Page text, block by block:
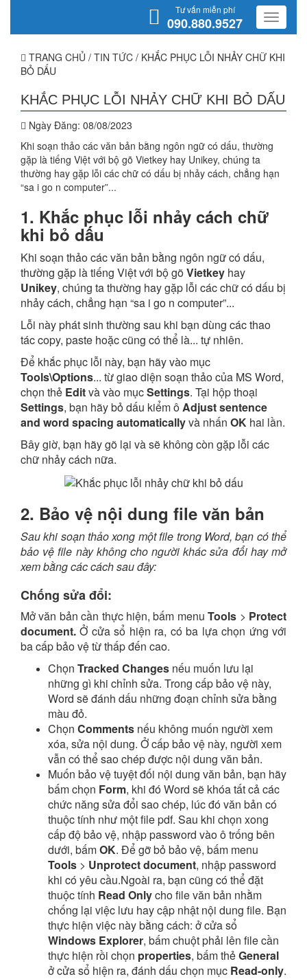
Tư vấn miễn phí
090.880.9527
TRANG CHỦ / TIN TỨC / KHẮC PHỤC LỖI NHẢY CHỮ KHI
BỎ DẤU
KHẮC PHỤC LỖI NHẢY CHỮ KHI BỎ DẤU
Ngày Đăng: 08/08/2023
Khi soạn thảo các văn bản bằng ngôn ngữ có dấu, thường
gặp là tiếng Việt với bộ gõ Vietkey hay Unikey, chúng ta
thường hay gặp lỗi các chữ có dấu bị nhảy cách, chẳng hạn
“sa i go n computer”...
1. Khắc phục lỗi nhảy cách chữ
khi bỏ dấu
Khi soạn thảo các văn bản bằng ngôn ngữ có dấu,
thường gặp là tiếng Việt với bộ gõVietkey hay
Unikey, chúng ta thường hay gặp lỗi các chữ có dấu bị
nhảy cách, chẳng hạn “sa i go n computer”...
Lỗi này phát sinh thường sau khi bạn dùng các thao
tác copy, paste hoặc cũng có thể là... tự nhiên.
Để khắc phục lỗi này, bạn hãy vào mục
Tools\Options... từ giao diện soạn thảo của MS Word,
chọn thẻ Editvà vào mụcSettings. Tại hộp thoại
Settings, bạn hãy bỏ dấu kiểm ôAdjust sentence
and word spacing automaticallyvà nhấn OK hai lần.
Bây giờ, bạn hãy gõ lại và sẽ không còn gặp lỗi các
chữ nhảy cách nữa.
2. Bảo vệ nội dung file văn bản
Sau khi soạn thảo xong một file trong Word, bạn có thể
bảo vệ file này không cho người khác sửa đổi hay mở
xem bằng các cách sau đây:
Chống sửa đổi:
Mở văn bản cần thực hiện, bấm menuTools > Protect
document. Ở cửa sổ hiện ra, có ba lựa chọn ứng với
ba cấp bảo vệ từ thấp đến cao.
Chọn Tracked Changes nếu muốn lưu lại
những gì khi chỉnh sửa. Trong cấp bảo vệ này,
Word sẽ đánh dấu những đoạn chỉnh sửa bằng
màu đỏ.
Chọn Comments nếu không muốn người xem
xóa, sửa nội dung. Ở cấp bảo vệ này, người xem
vẫn có thể sao chép được nội dung văn bản.
Muốn bảo vệ tuyệt đối nội dung văn bản, bạn hãy
bấm chọn Form, khi đó Word sẽ khóa tất cả các
chức năng sửa đổi sao chép, lúc đó văn bản có
thuộc tính như một file pdf. Sau khi chọn xong
cấp độ bảo vệ, nhập password vào ô trống bên
dưới, bấmOK. Để gỡ bỏ bảo vệ, bấm menu
Tools > Unprotect document, nhập password
khi có yêu cầu.Ngoài ra, bạn cũng có thể đặt
thuộc tính Read Onlycho file văn bản nhằm
chống lại việc lưu hay cập nhật nội dung file. Bạn
thực hiện việc này bằng cách: ở cửa sổ
Windows Explorer, bấm chuột phải lên file cần
thực hiện rồi chọn properties, bấm thẻGeneral
ở cửa sổ hiện ra, đánh dấu chọn mục Read-only.